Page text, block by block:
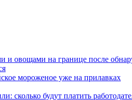
и овощами на границе после
мороженое уже на прилавках
сколько будут платить